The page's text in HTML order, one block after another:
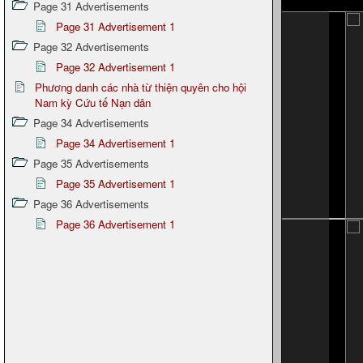
Page 31 Advertisements
Page 31 Advertisement 1
Page 32 Advertisements
Page 32 Advertisement 1
Phương danh các nhà từ thiện quyên cho hội
Nam kỳ Cứu tế Nạn dân
Page 34 Advertisements
Page 34 Advertisement 1
Page 35 Advertisements
Page 35 Advertisement 1
Page 36 Advertisements
Page 36 Advertisement 1